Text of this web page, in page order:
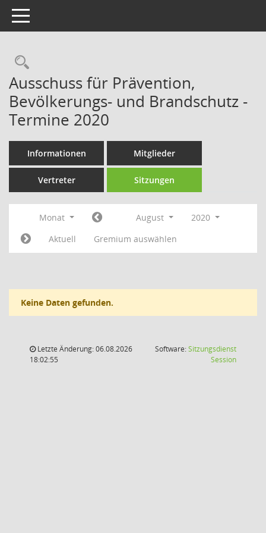
Toggle navigation
Rechercheauswahl
Ausschuss für Prävention,
Bevölkerungs- und Brandschutz -
Termine 2020
Informationen Mitglieder
Vertreter Sitzungen
Monat August
2020
Aktuell
Gremium auswählen
Keine Daten gefunden.
Letzte Änderung: 06.08.2026
18:02:55
Software:Sitzungsdienst
Session(Wird in